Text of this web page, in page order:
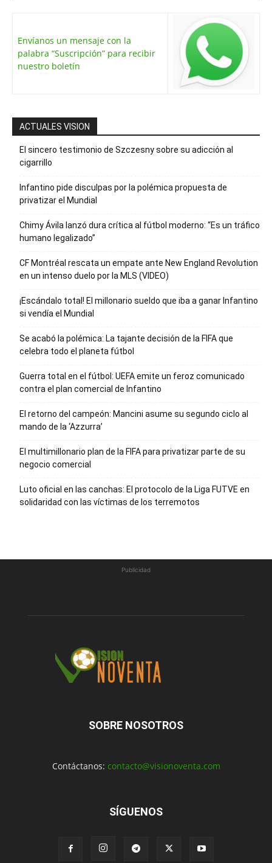
Envíanos un mensaje con la
palabra “Suscripción” para recibir
nuestro boletín
ACTUALES VISION
El sincero testimonio de Szczesny sobre su adicción al
cigarrillo
Infantino pide disculpas por la polémica propuesta de
privatizar el Mundial
Chimy Ávila lanzó dura crítica al fútbol moderno: “Es un tráfico
humano legalizado”
CF Montréal rescata un empate ante New England Revolution
en un intenso duelo por la MLS (VIDEO)
¡Escándalo total! El millonario sueldo que iba a ganar Infantino
si vendía el Mundial
Se acabó la polémica: La tajante decisión de la FIFA que
celebra todo el planeta fútbol
Guerra total en el fútbol: UEFA emite un feroz comunicado
contra el plan comercial de Infantino
El retorno del campeón: Mancini asume su segundo ciclo al
mando de la ‘Azzurra’
El multimillonario plan de la FIFA para privatizar parte de su
negocio comercial
Luto oficial en las canchas: El protocolo de la Liga FUTVE en
solidaridad con las víctimas de los terremotos
Publicidad
SOBRE NOSOTROS
Contáctanos: contacto@visionoventa.com
SÍGUENOS